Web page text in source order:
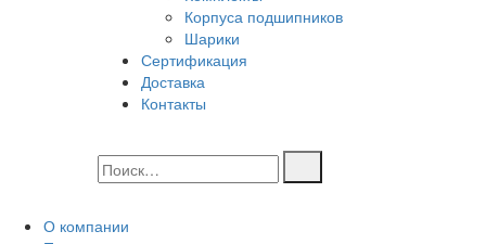
Корпуса подшипников
Шарики
Сертификация
Доставка
Контакты
О компании